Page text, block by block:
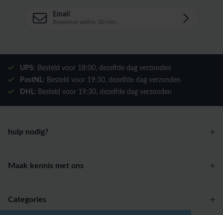
Email
Response within 30 min.
UPS: Besteld voor 18:00, dezelfde dag verzonden
PostNL: Besteld voor 19:30, dezelfde dag verzonden
DHL: Besteld voor 19:30, dezelfde dag verzonden
hulp nodig?
Maak kennis met ons
Categories